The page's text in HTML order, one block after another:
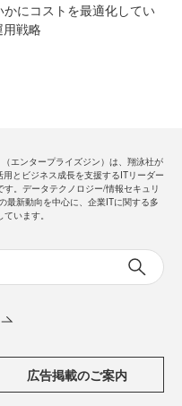
にコストを最適化してい
用戦略
（エンタープライズジン）は、翔泳社が
とビジネス成長を支援するITリーダー
す。データテクノロジー/情報セキュリ
最新動向を中心に、企業ITに関する多
います。
広告掲載のご案内